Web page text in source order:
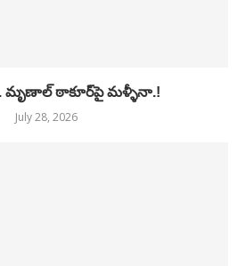
మృణాల్ ఠాకూర్‌పై మళ్ళీనా.!
July 28, 2026